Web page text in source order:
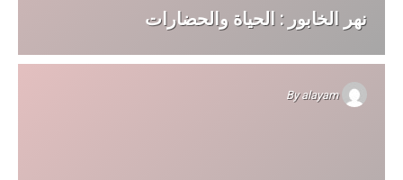
نهر الخابور : الحياة والحضارات
Byalayam